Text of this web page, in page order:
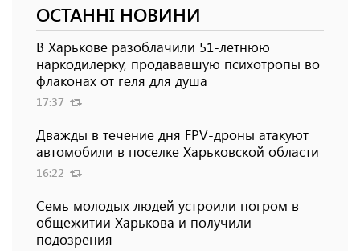
ОСТАННІ НОВИНИ
В Харькове разоблачили 51-летнюю
наркодилерку, продававшую психотропы во
флаконах от геля для душа
17:37
Дважды в течение дня FPV-дроны атакуют
автомобили в поселке Харьковской области
16:22
Семь молодых людей устроили погром в
общежитии Харькова и получили
подозрения